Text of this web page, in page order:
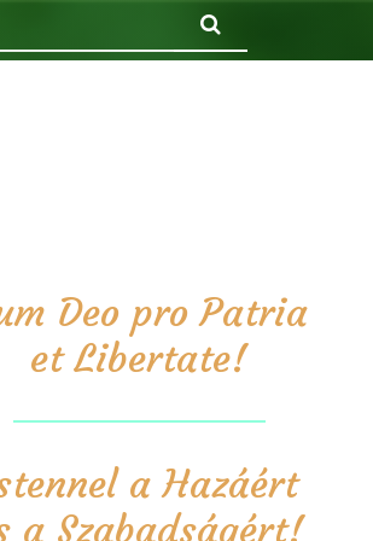
Deo pro Patria
et Libertate!
a Hazáért
a Szabadságért!